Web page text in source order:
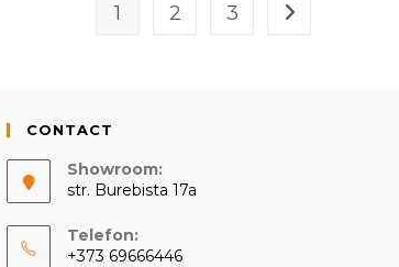
1 2 3
CONTACT
Showroom:
str. Burebista 17a
Telefon:
+373 69666446